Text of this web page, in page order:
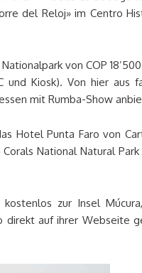
del Reloj» im Centro
von COP
und Kiosk). Von hier aus
mit Rumba-Show
Hotel Punta Faro von
National Natural
zur Insel
auf ihrer Webseite